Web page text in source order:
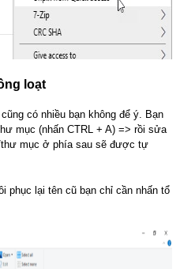
loạt
có nhiều bạn không để ý. Bạn
mục (nhấn CTRL + A) => rồi sửa
mục ở phía sau sẽ được tự
phục lại tên cũ bạn chỉ cần nhấn tổ